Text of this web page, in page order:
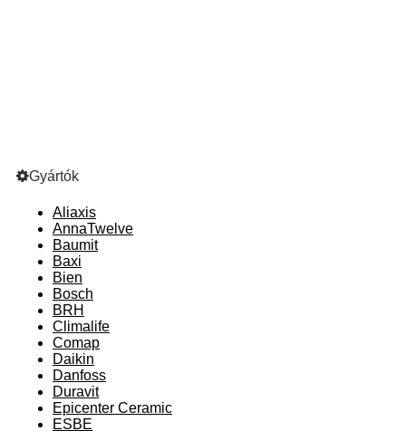
Gyártók
Aliaxis
AnnaTwelve
Baumit
Baxi
Bien
Bosch
BRH
Climalife
Comap
Daikin
Danfoss
Duravit
Epicenter Ceramic
ESBE